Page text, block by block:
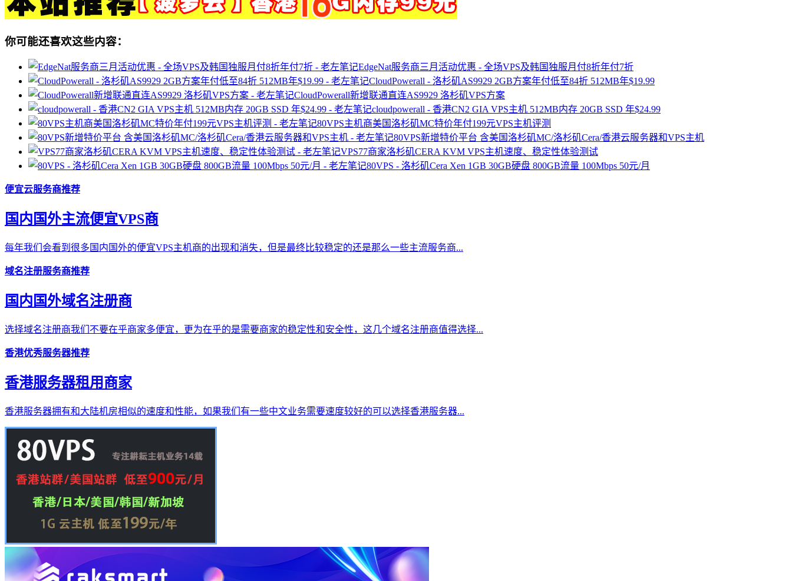
你可能还喜欢这些内容：
EdgeNat服务商三月活动优惠 - 全场VPS及韩国独服月付8折年付7折
CloudPowerall - 洛杉矶AS9929 2GB方案年付低至84折 512MB年$19.99
CloudPowerall新增联通直连AS9929 洛杉矶VPS方案
cloudpowerall - 香港CN2 GIA VPS主机 512MB内存 20GB SSD 年$24.99
80VPS主机商美国洛杉矶MC特价年付199元VPS主机评测
80VPS新增特价平台 含美国洛杉矶MC/洛杉矶Cera/香港云服务器和VPS主机
VPS77商家洛杉矶CERA KVM VPS主机速度、稳定性体验测试
80VPS - 洛杉矶Cera Xen 1GB 30GB硬盘 800GB流量 100Mbps 50元/月
便宜云服务商推荐
国内国外主流便宜VPS商
每年我们会看到很多国内国外的便宜VPS主机商的出现和消失，但是最终比较稳定的还是那么一些主流服务商...
域名注册服务商推荐
国内国外域名注册商
选择域名注册商我们不要在乎商家多便宜，更为在乎的是需要商家的稳定性和安全性，这几个域名注册商值得选择...
香港优秀服务器推荐
香港服务器租用商家
香港服务器拥有和大陆机房相似的速度和性能，如果我们有一些中文业务需要速度较好的可以选择香港服务器...